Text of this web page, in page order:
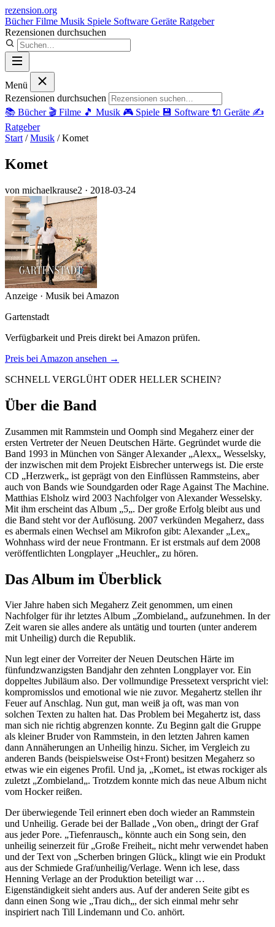
rezension.org
BücherFilme Musik Spiele Software Geräte Ratgeber
Rezensionen durchsuchen
Menü
Rezensionen durchsuchen
📚 Bücher 🎬 Filme 🎵 Musik 🎮 Spiele 💾 Software 🔌 Geräte ✍️
Ratgeber
Start / Musik / Komet
Komet
von michaelkrause2 · 2018-03-24
Anzeige · Musik bei Amazon
Gartenstadt
Verfügbarkeit und Preis direkt bei Amazon prüfen.
Preis bei Amazon ansehen →
SCHNELL VERGLÜHT ODER HELLER SCHEIN?
Über die Band
Zusammen mit Rammstein und Oomph sind Megaherz einer der
ersten Vertreter der Neuen Deutschen Härte. Gegründet wurde die
Band 1993 in München von Sänger Alexander „Alexx„ Wesselsky,
der inzwischen mit dem Projekt Eisbrecher unterwegs ist. Die erste
CD „Herzwerk„ ist geprägt von den Einflüssen Rammsteins, aber
auch von Bands wie Soundgarden oder Rage Against The Machine.
Matthias Elsholz wird 2003 Nachfolger von Alexander Wesselsky.
Mit ihm erscheint das Album „5„. Der große Erfolg bleibt aus und
die Band steht vor der Auflösung. 2007 verkünden Megaherz, dass
es abermals einen Wechsel am Mikrofon gibt: Alexander „Lex„
Wohnhass wird der neue Frontmann. Er ist erstmals auf dem 2008
veröffentlichten Longplayer „Heuchler„ zu hören.
Das Album im Überblick
Vier Jahre haben sich Megaherz Zeit genommen, um einen
Nachfolger für ihr letztes Album „Zombieland„ aufzunehmen. In der
Zeit waren sie alles andere als untätig und tourten (unter anderem
mit Unheilig) durch die Republik.
Nun legt einer der Vorreiter der Neuen Deutschen Härte im
fünfundzwanzigsten Bandjahr den zehnten Longplayer vor. Ein
doppeltes Jubiläum also. Der vollmundige Pressetext verspricht viel:
kompromisslos und emotional wie nie zuvor. Megahertz stellen ihr
Feuer auf Anschlag. Nun gut, man weiß ja oft, was man von
solchen Texten zu halten hat. Das Problem bei Megahertz ist, dass
man sich nie richtig abgrenzen konnte. Zu Beginn galt die Gruppe
als kleiner Bruder von Rammstein, in den letzten Jahren kamen
dann Annäherungen an Unheilig hinzu. Sicher, im Vergleich zu
anderen Bands (beispielsweise Ost+Front) besitzen Megaherz so
etwas wie ein eigenes Profil. Und ja, „Komet„ ist etwas rockiger als
zuletzt „Zombieland„. Trotzdem konnte mich das neue Album nicht
vom Hocker reißen.
Der überwiegende Teil erinnert eben doch wieder an Rammstein
und Unheilig. Gerade bei der Ballade „Von oben„ dringt der Graf
aus jeder Pore. „Tiefenrausch„ könnte auch ein Song sein, den
unheilig seinerzeit für „Große Freiheit„ nicht mehr verwendet haben
und der Text von „Scherben bringen Glück„ klingt wie ein Produkt
aus der Schmiede Graf/unheilig/Verlage. Wenn ich lese, dass
Henning Verlage an der Produktion beteiligt war …
Eigenständigkeit sieht anders aus. Auf der anderen Seite gibt es
dann einen Song wie „Trau dich„, der sich einmal mehr sehr
inspiriert nach Till Lindemann und Co. anhört.